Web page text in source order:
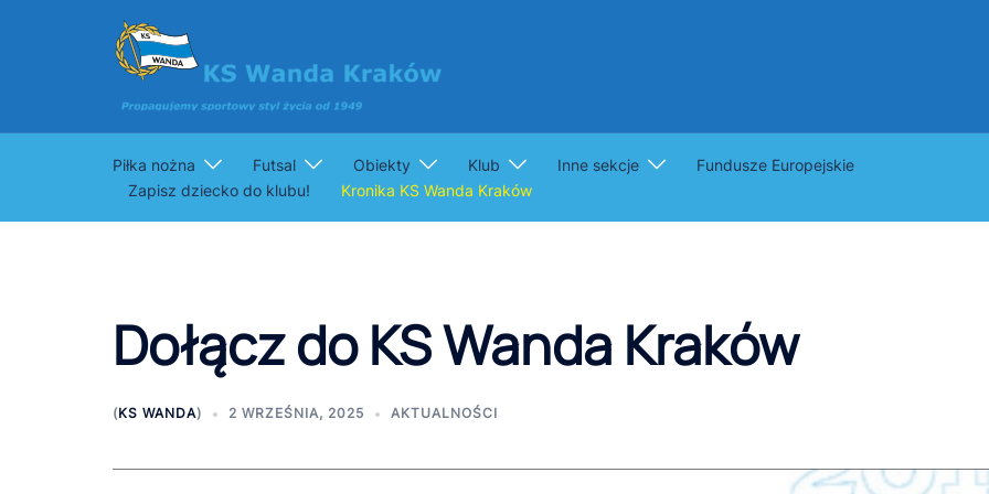
Piłka nożna Futsal Obiekty Klub Inne sekcje
Fundusze Europejskie
Zapisz dziecko do klubu!
Kronika KS Wanda Kraków
Dołącz do KS Wanda Kraków
(KS WANDA) 2 WRZEŚNIA, 2025 AKTUALNOŚCI